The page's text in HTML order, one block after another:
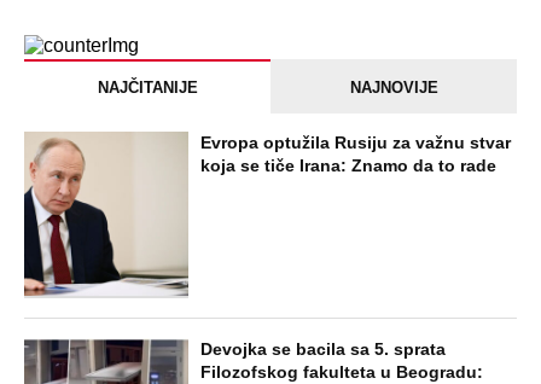
NAJČITANIJE NAJNOVIJE
Evropa optužila Rusiju za važnu stvar
koja se tiče Irana: Znamo da to rade
Devojka se bacila sa 5. sprata
Filozofskog fakulteta u Beogradu: